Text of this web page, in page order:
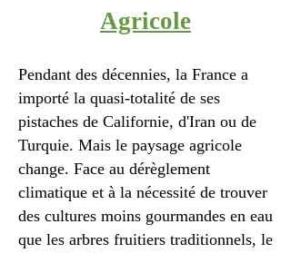
Agricole
Pendant des décennies, la France a
importé la quasi-totalité de ses
pistaches de Californie, d'Iran ou de
Turquie. Mais le paysage agricole
change. Face au dérèglement
climatique et à la nécessité de trouver
des cultures moins gourmandes en eau
que les arbres fruitiers traditionnels, le